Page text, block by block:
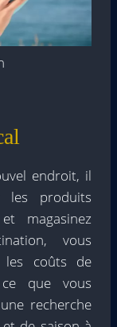
endroit, il
les produits
magasinez
vous
les coûts de
que vous
recherche